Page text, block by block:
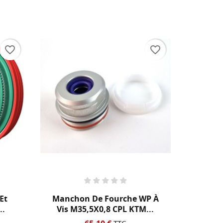
favorite_border
Manchon De Fourche WP À
Vis M35,5X0,8 CPL KTM...
favorite_border